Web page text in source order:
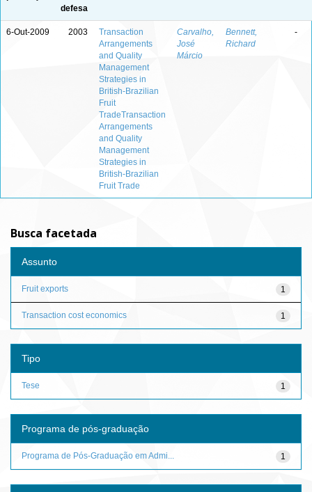
defesa
6-Out-2009 2003
Transaction
Arrangements
and Quality
Management
Strategies in
British-Brazilian
Fruit
TradeTransaction
Arrangements
and Quality
Management
Strategies in
British-Brazilian
Fruit Trade
Carvalho,
José
Márcio
Bennett,
Richard
-
Busca facetada
Assunto
1
Fruit exports
1
Transaction cost economics
Tipo
1
Tese
Programa de pós-graduação
1
Programa de Pós-Graduação em Admi...